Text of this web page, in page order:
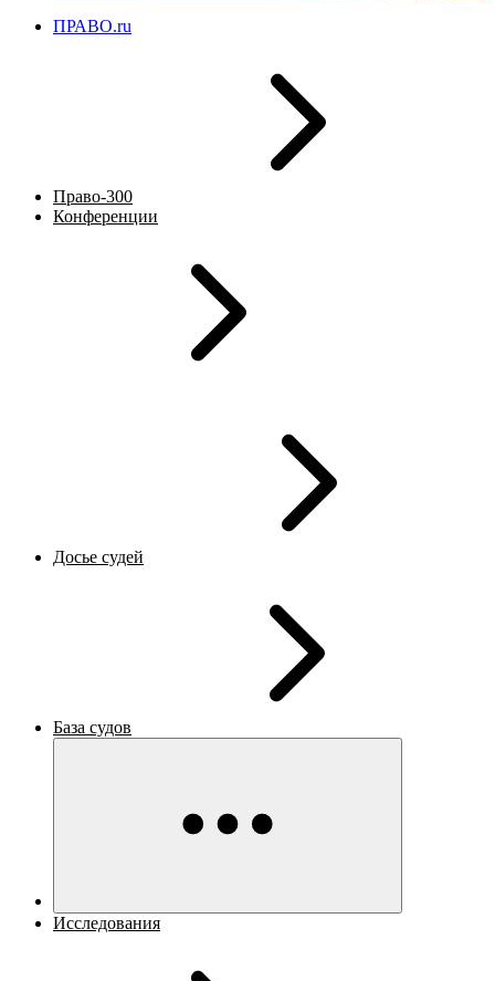
ПРАВО.ru
Право-300
Конференции
Досье судей
База судов
Исследования